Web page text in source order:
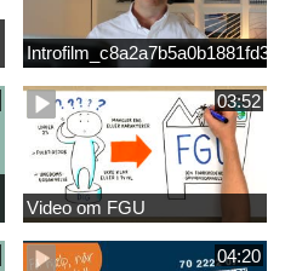
03:52
Video om FGU
04:20